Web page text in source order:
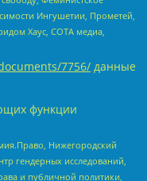
Ингушетии, Прометей,
Хаус, СОТА медиа,
7756/ данные
функции
Нижегородский
гендерных исследований,
и публичной политики,